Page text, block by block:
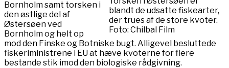
blandt de udsatte fiskearter,
der trues af de store kvoter.
Foto: Chilbal Film
Bornholm samt torsken i
den østlige del af
Østersøen ved
Bornholm og helt op
mod den Finske og Botniske bugt. Alligevel besluttede
fiskeriministrene i EU at hæve kvoterne for flere
bestande stik imod den biologiske rådgivning.